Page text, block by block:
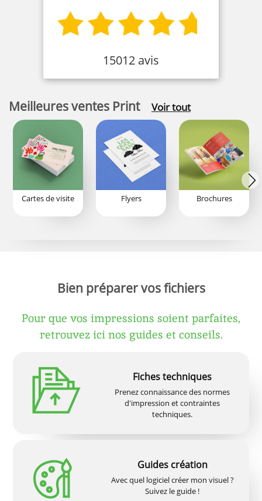
15012 avis
Meilleures ventes Print Voir tout
Cartes de visite Flyers Brochures
Bien préparer vos fichiers
Pour que vos impressions soient parfaites,
retrouvez ici nos guides et conseils.
Fiches techniques
Prenez connaissance des normes
d'impression et contraintes
techniques.
Guides création
Avec quel logiciel créer mon visuel ?
Suivez le guide !